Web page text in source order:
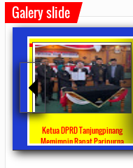
Galery slide
Ketua DPRD Tanjungpinang
Memimpin Rapat Paripurna
Pengesahan Ranperda Perubahan
2022/09/240 Comments